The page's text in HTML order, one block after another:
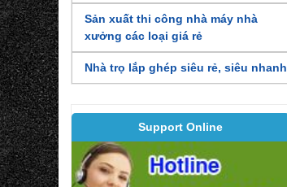
Sản xuất thi công nhà máy nhà
xưởng các loại giá rẻ
Nhà trọ lắp ghép siêu rẻ, siêu nhanh
Support Online